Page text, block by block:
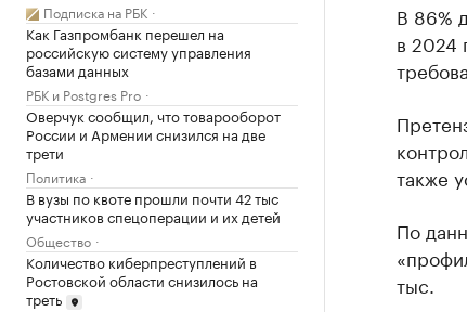
Подписка на РБК
Как Газпромбанк перешел на
российскую систему управления
базами данных
РБК и Postgres Pro
Оверчук сообщил, что товарооборот
России и Армении снизился на две
трети
Политика
В вузы по квоте прошли почти 42 тыс
участников спецоперации и их детей
Общество
Количество киберпреступлений в
Ростовской области снизилось на
треть
В 86%
в 2024
также
По
тыс.